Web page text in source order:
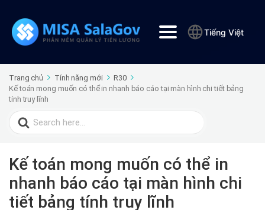
Tiếng Việt
Trang chủ Tính năng mới
R30
Kế toán mong muốn có thể in nhanh báo cáo tại màn hình chi tiết bảng
tính truy lĩnh
Search
for:
Kế toán mong muốn có thể in
nhanh báo cáo tại màn hình chi
tiết bảng tính truy lĩnh